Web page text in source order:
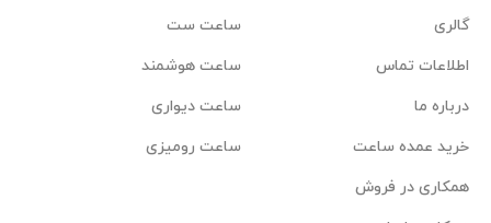
گالری
اطلاعات تماس
درباره ما
خرید عمده ساعت
همکاری در فروش
ساعت ست
ساعت هوشمند
ساعت دیواری
ساعت رومیزی